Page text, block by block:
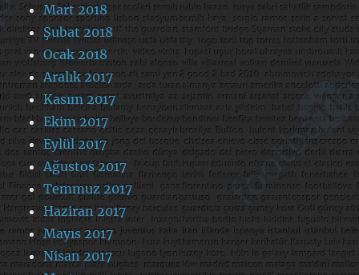
Mart 2018
Şubat 2018
Ocak 2018
Aralık 2017
Kasım 2017
Ekim 2017
Eylül 2017
Ağustos 2017
Temmuz 2017
Haziran 2017
Mayıs 2017
Nisan 2017